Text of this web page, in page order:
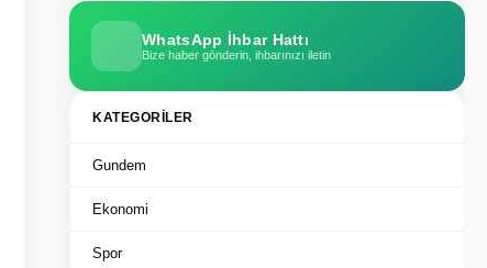
WhatsApp İhbar Hattı
Bize haber gönderin, ihbarınızı iletin
KATEGORILER
Gundem
Ekonomi
Spor